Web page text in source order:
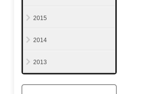
2015
2014
2013